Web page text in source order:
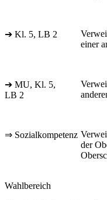
➔ Kl. 5, LB 2
einer
➔ MU, Kl. 5,
LB 2
⇒ Sozialkompetenz
der
Wahlbereich